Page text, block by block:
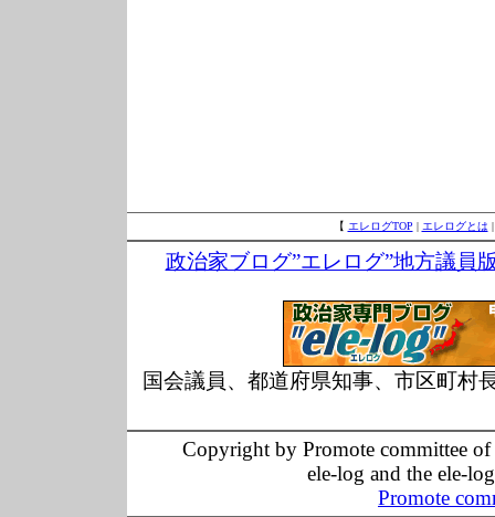
【 エレログTOP | エレログとは
政治家ブログ”エレログ”地方議員
国会議員、都道府県知事、市区町村
Copyright by Promote committee
ele-log and the ele-
Promote